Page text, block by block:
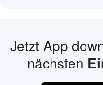
Jetzt App
nächsten